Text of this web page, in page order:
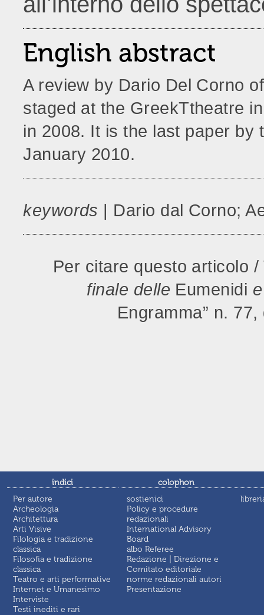
English abstract
A review by Dario Del Corno
staged at the GreekTtheatre
in 2008. It is the last paper by
January 2010.
keywords | Dario dal Corno;
Per citare questo articolo
finale delle Eumenidi
Engramma” n.
indici
Per autore
Archeologia
Architettura
Arti Visive
Filologia e tradizione
classica
Filosofia e tradizione
classica
Teatro e arti performative
Internet e Umanesimo
Interviste
Testi inediti e rari
colophon
sostienici
Policy e procedure
redazionali
International Advisory
Board
albo Referee
Redazione | Direzione e
Comitato editoriale
norme redazionali autori
Presentazione